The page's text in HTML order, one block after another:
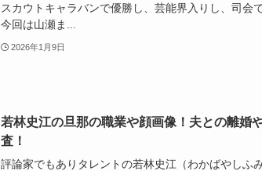
スカウトキャラバンで優勝し、芸能界入りし、司会
今回は山瀬ま...
2026年1月9日
若林史江の旦那の職業や顔画像！夫との離婚
査！
評論家でもありタレントの若林史江（わかばやしふ